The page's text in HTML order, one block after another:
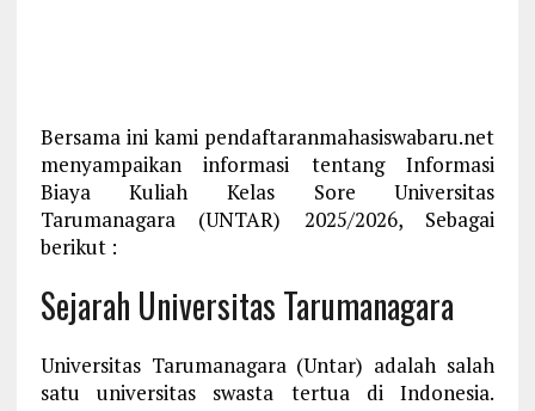
Bersama ini kami pendaftaranmahasiswabaru.net
menyampaikan informasi tentang Informasi
Biaya Kuliah Kelas Sore Universitas
Tarumanagara (UNTAR) 2025/2026, Sebagai
berikut :
Sejarah Universitas Tarumanagara
Universitas Tarumanagara (Untar) adalah salah
satu universitas swasta tertua di Indonesia.